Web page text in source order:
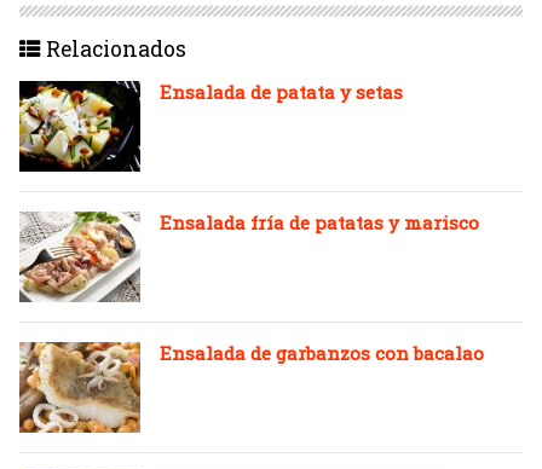
Relacionados
Ensalada de patata y setas
Ensalada fría de patatas y marisco
Ensalada de garbanzos con bacalao